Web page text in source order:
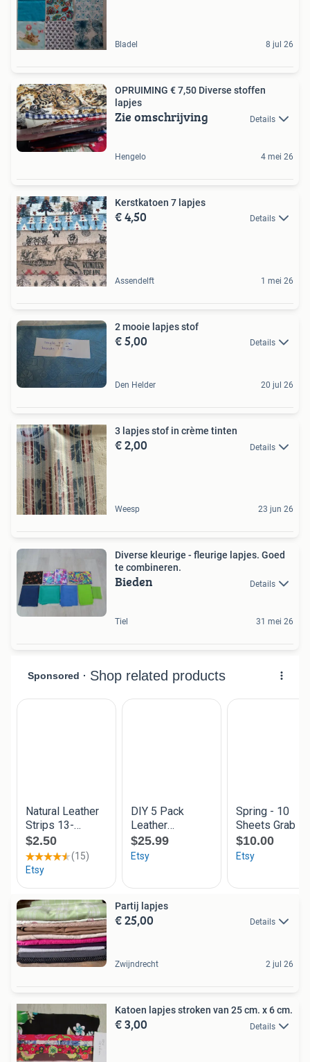
Bladel 8 jul 26
OPRUIMING € 7,50 Diverse stoffen
lapjes
Zie omschrijving Details
Hengelo 4 mei 26
Kerstkatoen 7 lapjes
€ 4,50 Details
Assendelft 1 mei 26
2 mooie lapjes stof
€ 5,00 Details
Den Helder 20 jul 26
3 lapjes stof in crème tinten
€ 2,00 Details
Weesp 23 jun 26
Diverse kleurige - fleurige lapjes. Goed
te combineren.
Bieden Details
Tiel 31 mei 26
Partij lapjes
€ 25,00 Details
Zwijndrecht 2 jul 26
Katoen lapjes stroken van 25 cm. x 6 cm.
€ 3,00 Details